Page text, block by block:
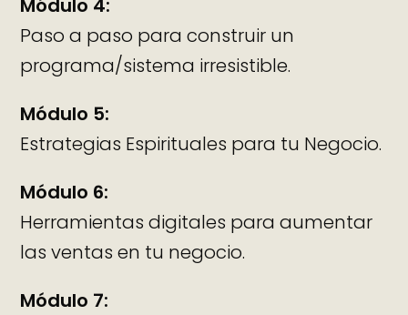
Módulo 4:
Paso a paso para construir un
programa/sistema irresistible.
Módulo 5:
Estrategias Espirituales para tu Negocio.
Módulo 6:
Herramientas digitales para aumentar
las ventas en tu negocio.
Módulo 7: